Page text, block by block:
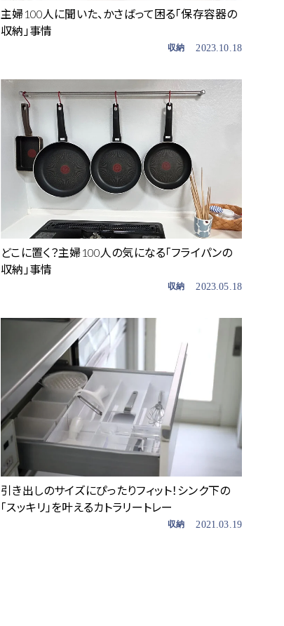
主婦100人に聞いた、かさばって困る「保存容器の
収納」事情
収納 2023.10.18
どこに置く？主婦100人の気になる「フライパンの
収納」事情
収納 2023.05.18
引き出しのサイズにぴったりフィット！シンク下の
「スッキリ」を叶えるカトラリートレー
収納 2021.03.19